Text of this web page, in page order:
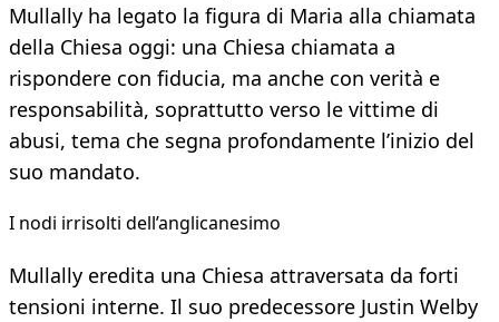
Mullally ha legato la figura di Maria alla chiamata
della Chiesa oggi: una Chiesa chiamata a
rispondere con fiducia, ma anche con verità e
responsabilità, soprattutto verso le vittime di
abusi, tema che segna profondamente l’inizio del
suo mandato.
I nodi irrisolti dell’anglicanesimo
Mullally eredita una Chiesa attraversata da forti
tensioni interne. Il suo predecessore Justin Welby